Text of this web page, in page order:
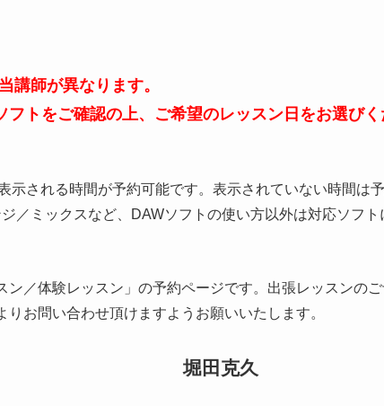
講師が異なります。
トをご確認の上、ご希望のレッスン日をお選びく
示される時間が予約可能です。表示されていない時間は
／ミックスなど、DAWソフトの使い方以外は対応ソフ
／体験レッスン」の予約ページです。出張レッスンのご
お問い合わせ頂けますようお願いいたします。
堀田克久